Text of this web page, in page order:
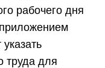
рабочего дня
труда для